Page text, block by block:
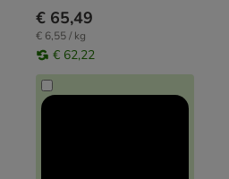
€ 65,49
€ 6,55 / kg
€ 62,22